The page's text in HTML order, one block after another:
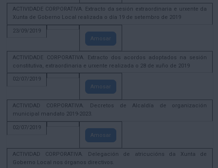
ACTIVIDADE CORPORATIVA. Extracto da sesión extraordinaria e urxente da
Xunta de Goberno Local realizada o día 19 de setembro de 2019
23/09/2019
Amosar
ACTIVIDADE CORPORATIVA. Extracto dos acordos adoptados na sesión
constitutiva, extraordinaria e urxente realizada o 28 de xuño de 2019
02/07/2019
Amosar
ACTIVIDAD CORPORATIVA. Decretos de Alcaldía de organización
municipal mandato 2019-2023.
02/07/2019
Amosar
ACTIVIDAD CORPORATIVA. Delegación de atricucións da Xunta de
Goberno Local nos órganos directivos.